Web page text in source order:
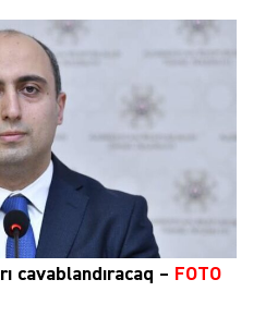
cavablandıracaq – FOTO